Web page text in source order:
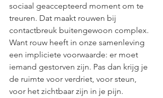
sociaal geaccepteerd moment om te
treuren. Dat maakt rouwen bij
contactbreuk buitengewoon complex.
Want rouw heeft in onze samenleving
een impliciete voorwaarde: er moet
iemand gestorven zijn. Pas dan krijg je
de ruimte voor verdriet, voor steun,
voor het zichtbaar zijn in je pijn.